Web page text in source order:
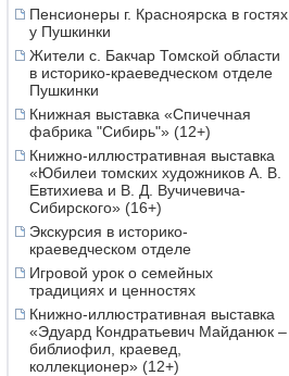
Пенсионеры г. Красноярска в гостях
у Пушкинки
Жители с. Бакчар Томской области
в историко-краеведческом отделе
Пушкинки
Книжная выставка «Спичечная
фабрика "Сибирь"» (12+)
Книжно-иллюстративная выставка
«Юбилеи томских художников А. В.
Евтихиева и В. Д. Вучичевича-
Сибирского» (16+)
Экскурсия в историко-
краеведческом отделе
Игровой урок о семейных
традициях и ценностях
Книжно-иллюстративная выставка
«Эдуард Кондратьевич Майданюк –
библиофил, краевед,
коллекционер» (12+)